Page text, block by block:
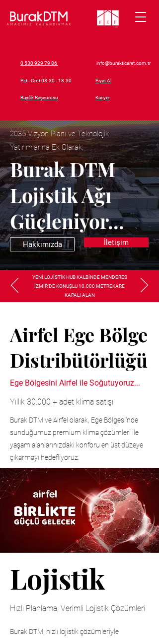
0 530 929 79 86 info@burakticaret.com.tr
Pzt - Cmt08.30 - 18.30 Fiyat Al
Bayilik Başvurusu Kariyer
2035 Vizyon Planı ve Teknolojik
Yatırımlarına Ek Olarak;
Burak DTM
Lojistik Ağı
Güçleniyor...
Hakkımızda İletişim
YENİ LOJİSTİK HUB KALBİNDE MENDERES
İZMİR'DE KONUŞLU 10.000 METREKARE
KAPALI ALAN
Airfel Ege Bölge
Distribütörlüğü
Ege Bölgesini Airfel ile Soğutuyoruz...
Yıllık 30.000 + adet klima satışı
Burak DTM ve Airfel olarak, Ege Bölgesi'nde
sunduğumuz premium klima çözümleri ile
yaşam alanlarınızdaki konforu en üst düzeye
çıkarmayı hedefliyoruz.
Lojistik
Hızlı Planlama, Verimli Lojistik Çözümleri
Burak DTM, hızlı lojistik çözümleriyle